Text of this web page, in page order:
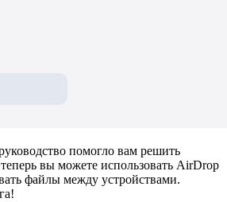
помогло вам решить
вы можете использовать AirDrop
файлы между устройствами.